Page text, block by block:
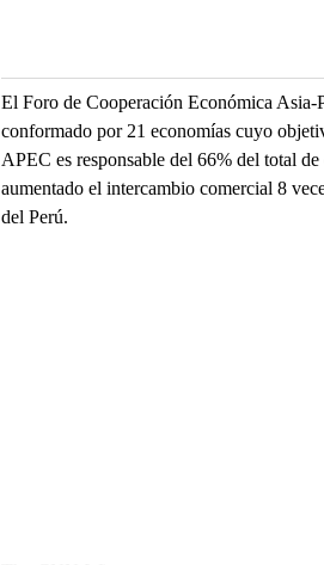
El Foro de Cooperación Económica Asia-
conformado por 21 economías cuyo
APEC es responsable del 66% del total
aumentado el intercambio comercial 8
del Perú.